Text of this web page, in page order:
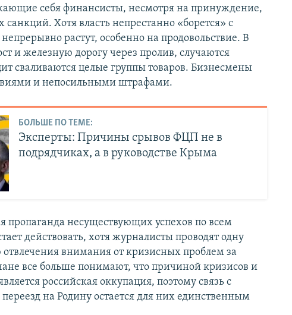
себя финансисты, несмотря на принуждение,
санкций. Хотя власть непрестанно «борется» с
растут, особенно на продовольствие. В
и железную дорогу через пролив, случаются
сваливаются целые группы товаров. Бизнесмены
и непосильными штрафами.
БОЛЬШЕ ПО ТЕМЕ:
Эксперты: Причины срывов ФЦП не в
подрядчиках, а в руководстве Крыма
пропаганда несуществующих успехов по всем
действовать, хотя журналисты проводят одну
внимания от кризисных проблем за
все больше понимают, что причиной кризисов и
российская оккупация, поэтому связь с
на Родину остается для них единственным